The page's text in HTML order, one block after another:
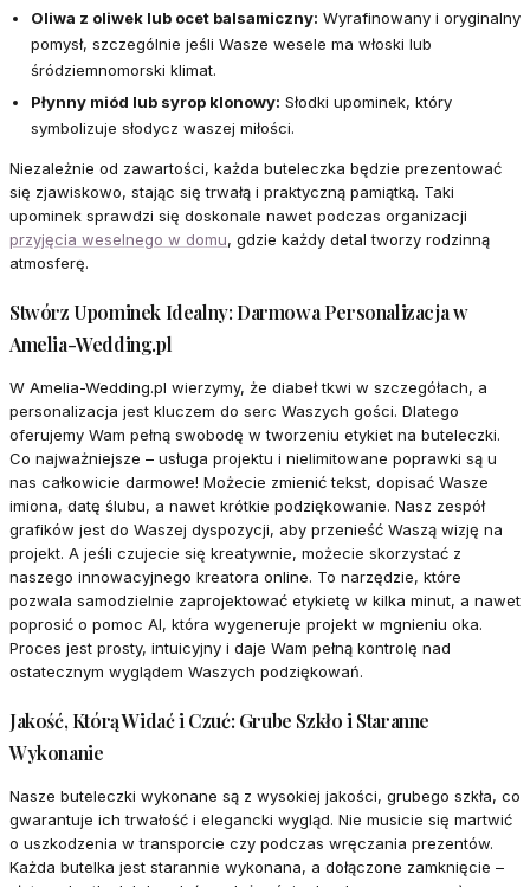
Oliwa z oliwek lub ocet balsamiczny: Wyrafinowany i oryginalny
pomysł, szczególnie jeśli Wasze wesele ma włoski lub
śródziemnomorski klimat.
Płynny miód lub syrop klonowy: Słodki upominek, który
symbolizuje słodycz waszej miłości.
Niezależnie od zawartości, każda buteleczka będzie prezentować
się zjawiskowo, stając się trwałą i praktyczną pamiątką. Taki
upominek sprawdzi się doskonale nawet podczas organizacji
przyjęcia weselnego w domu, gdzie każdy detal tworzy rodzinną
atmosferę.
Stwórz Upominek Idealny: Darmowa Personalizacja w
Amelia-Wedding.pl
W Amelia-Wedding.pl wierzymy, że diabeł tkwi w szczegółach, a
personalizacja jest kluczem do serc Waszych gości. Dlatego
oferujemy Wam pełną swobodę w tworzeniu etykiet na buteleczki.
Co najważniejsze – usługa projektu i nielimitowane poprawki są u
nas całkowicie darmowe! Możecie zmienić tekst, dopisać Wasze
imiona, datę ślubu, a nawet krótkie podziękowanie. Nasz zespół
grafików jest do Waszej dyspozycji, aby przenieść Waszą wizję na
projekt. A jeśli czujecie się kreatywnie, możecie skorzystać z
naszego innowacyjnego kreatora online. To narzędzie, które
pozwala samodzielnie zaprojektować etykietę w kilka minut, a nawet
poprosić o pomoc AI, która wygeneruje projekt w mgnieniu oka.
Proces jest prosty, intuicyjny i daje Wam pełną kontrolę nad
ostatecznym wyglądem Waszych podziękowań.
Jakość, Którą Widać i Czuć: Grube Szkło i Staranne
Wykonanie
Nasze buteleczki wykonane są z wysokiej jakości, grubego szkła, co
gwarantuje ich trwałość i elegancki wygląd. Nie musicie się martwić
o uszkodzenia w transporcie czy podczas wręczania prezentów.
Każda butelka jest starannie wykonana, a dołączone zamknięcie –